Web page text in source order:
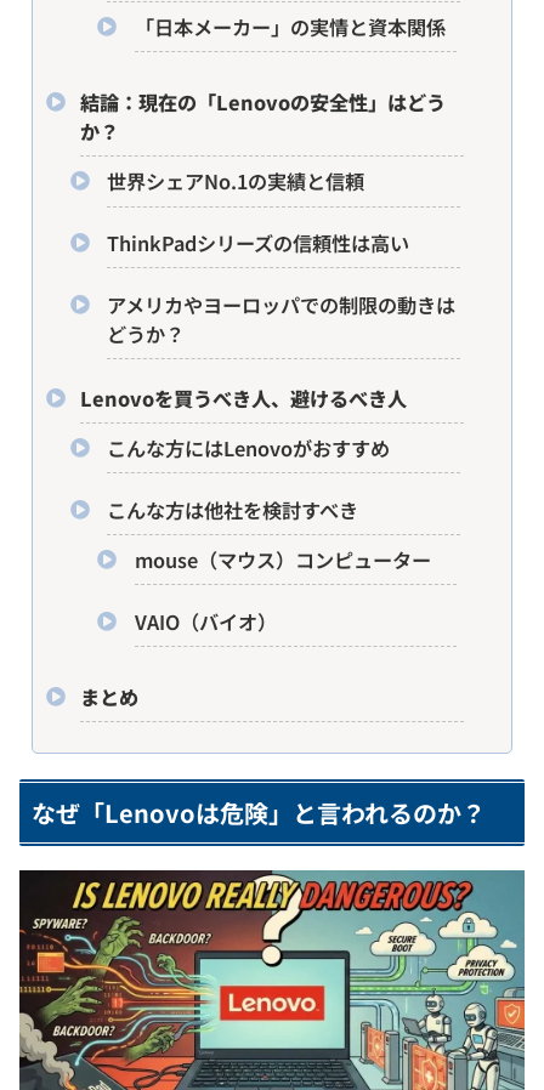
「日本メーカー」の実情と資本関係
結論：現在の「Lenovoの安全性」はどう
か？
世界シェアNo.1の実績と信頼
ThinkPadシリーズの信頼性は高い
アメリカやヨーロッパでの制限の動きは
どうか？
Lenovoを買うべき人、避けるべき人
こんな方にはLenovoがおすすめ
こんな方は他社を検討すべき
mouse（マウス）コンピューター
VAIO（バイオ）
まとめ
なぜ「Lenovoは危険」と言われるのか？